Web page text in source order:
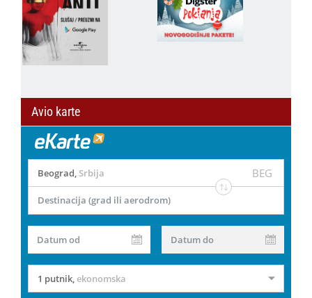
Avio karte
Beograd, Srbija BEG
Destinacija (grad ili aerodrom)
Datum od Datum do
1 putnik,ekonomska